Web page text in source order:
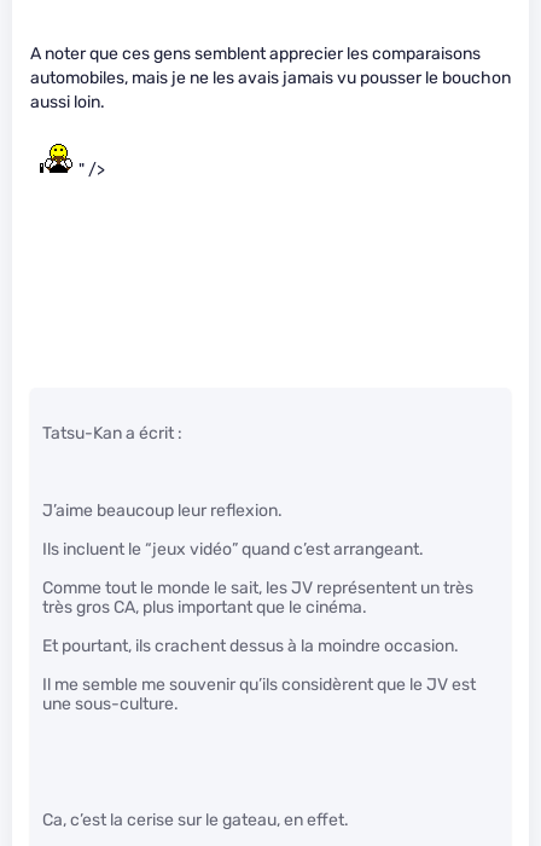
A noter que ces gens semblent apprecier les comparaisons
automobiles, mais je ne les avais jamais vu pousser le bouchon
aussi loin.
" />
Tatsu-Kan a écrit :
J’aime beaucoup leur reflexion.
Ils incluent le “jeux vidéo” quand c’est arrangeant.
Comme tout le monde le sait, les JV représentent un très
très gros CA, plus important que le cinéma.
Et pourtant, ils crachent dessus à la moindre occasion.
Il me semble me souvenir qu’ils considèrent que le JV est
une sous-culture.
Ca, c’est la cerise sur le gateau, en effet.